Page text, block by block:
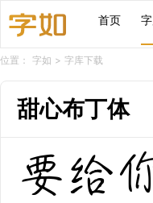
首页
位置： 字如 > 字库下载
甜心布丁体
要给